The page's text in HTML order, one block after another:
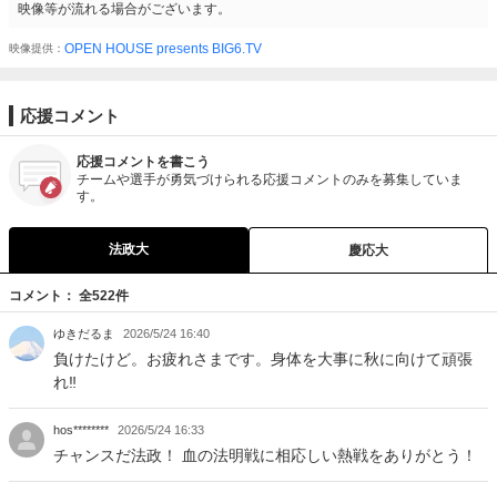
映像等が流れる場合がございます。
映像提供 OPEN HOUSE presents BIG6.TV
応援コメント
応援コメントを書こう
チームや選手が勇気づけられる応援コメントのみを募集していま
す。
法政大 慶応大
コメント： 全522件
ゆきだるま 2026/5/24 16:40
負けたけど。お疲れさまです。身体を大事に秋に向けて頑張
れ‼︎
hos******** 2026/5/24 16:33
チャンスだ法政！ 血の法明戦に相応しい熱戦をありがとう！